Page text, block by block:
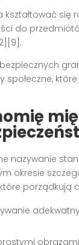
się
do
nazywanie
okresie
porządkują